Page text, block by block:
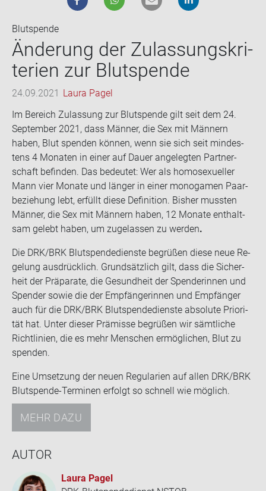
Blutspende
Än­de­rung der Zu­las­sungs­kri­
te­ri­en zur Blut­spen­de
24.09.2021 Laura Pagel
Im Be­reich Zu­las­sung zur Blut­spen­de gilt seit dem 24.
Sep­tem­ber 2021, dass Män­ner, die Sex mit Män­nern
haben, Blut spen­den kön­nen, wenn sie sich seit min­des­
tens 4 Mo­na­ten in einer auf Dauer an­ge­leg­ten Part­ner­
schaft be­fin­den. Das be­deu­tet: Wer als ho­mo­se­xu­el­ler
Mann vier Mo­na­te und län­ger in einer mo­no­ga­men Paar­
be­zie­hung lebt, er­füllt diese De­fi­ni­ti­on. Bis­her muss­ten
Män­ner, die Sex mit Män­nern haben, 12 Mo­na­te ent­halt­
sam ge­lebt haben, um zu­ge­las­sen zu wer­den.
Die DRK/BRK Blut­spen­de­diens­te be­grü­ßen diese neue Re­
ge­lung aus­drück­lich. Grund­sätz­lich gilt, dass die Si­cher­
heit der Prä­pa­ra­te, die Ge­sund­heit der Spen­de­rin­nen und
Spen­der sowie die der Emp­fän­ge­rin­nen und Emp­fän­ger
auch für die DRK/BRK Blut­spen­de­diens­te ab­so­lu­te Prio­ri­
tät hat. Unter die­ser Prä­mis­se be­grü­ßen wir sämt­li­che
Richt­li­ni­en, die es mehr Men­schen er­mög­li­chen, Blut zu
spen­den.
Eine Um­set­zung der neuen Re­gu­la­ri­en auf allen DRK/BRK
Blutspende-​Terminen er­folgt so schnell wie mög­lich.
MEHR DAZU
AUTOR
Laura Pagel